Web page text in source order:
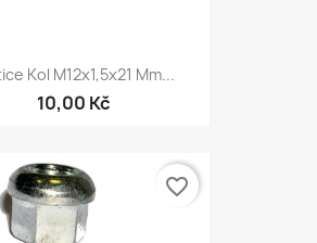
Kol M12x1,5x21 Mm...
10,00 Kč
favorite_border